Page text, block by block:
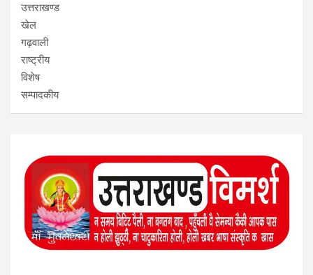
उत्तराखण्ड
खेल
गढ़वाली
राष्ट्रीय
विशेष
सम्पादकीय